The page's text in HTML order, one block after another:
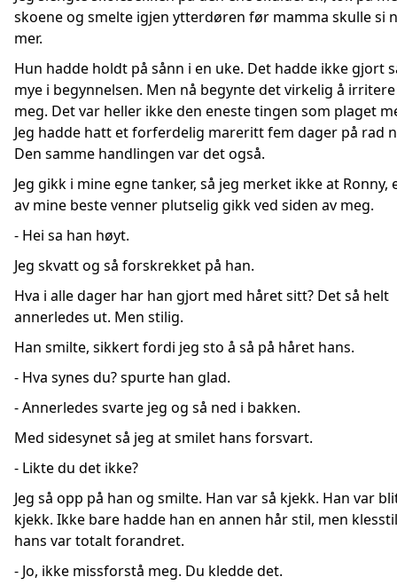
skoene og smelte igjen ytterdøren før mamma skulle si
mer.
Hun hadde holdt på sånn i en uke. Det hadde ikke gjort
mye i begynnelsen. Men nå begynte det virkelig å irritere
meg. Det var heller ikke den eneste tingen som plaget
Jeg hadde hatt et forferdelig mareritt fem dager på rad
Den samme handlingen var det også.
Jeg gikk i mine egne tanker, så jeg merket ikke at Ronny,
av mine beste venner plutselig gikk ved siden av meg.
- Hei sa han høyt.
Jeg skvatt og så forskrekket på han.
Hva i alle dager har han gjort med håret sitt? Det så helt
annerledes ut. Men stilig.
Han smilte, sikkert fordi jeg sto å så på håret hans.
- Hva synes du? spurte han glad.
- Annerledes svarte jeg og så ned i bakken.
Med sidesynet så jeg at smilet hans forsvart.
- Likte du det ikke?
Jeg så opp på han og smilte. Han var så kjekk. Han var
kjekk. Ikke bare hadde han en annen hår stil, men
hans var totalt forandret.
- Jo, ikke missforstå meg. Du kledde det.